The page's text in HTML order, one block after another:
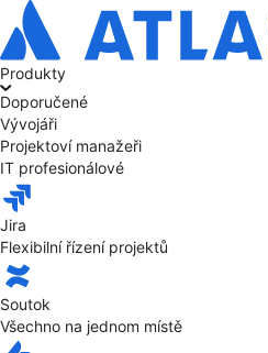
Produkty
Doporučené
Vývojáři
Projektoví manažeři
IT profesionálové
Jira
Flexibilní řízení projektů
Soutok
Všechno na jednom místě